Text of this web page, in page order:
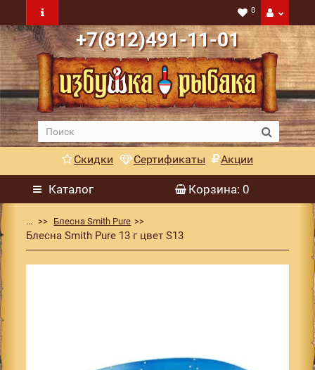
0
+7(812)491-11-01
Скидки Сертификаты Акции
Каталог Корзина: 0
... Блесна Smith Pure
Блесна Smith Pure 13 г цвет S13